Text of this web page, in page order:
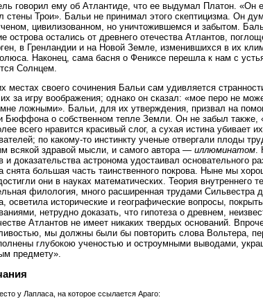
говорил ему об Атлантиде, что ее выдумал Платон. «Он
стены Трои». Бальи не принимал этого скептицизма. Он
цивилизованном, но уничтожившемся и забытом.
острова остались от древнего отечества Атлантов,
в Гренландии и на Новой Земле, изменившихся в их
Наконец, сама басня о Фениксе перешла к нам с
Солнцем.
местах своего сочинения Бальи сам удивляется
за игру воображения; однако он сказал: «мое перо не
ложными». Бальи, для их утверждения, призвал на
Бюффона о собственном тепле Земли. Он не забыл
всего нравится красивый слог, а сухая истина убивает
по какому-то инстинкту ученые отвергали плоды
всякой здравой мысли, и самого автора — иллюминатом.
и доказательства астронома удостаивал основательного
снята большая часть таинственного покрова. Ныне мы
они в науках математических. Теория
филология, много расширенная трудами
осветила исторические и географические вопросы,
нетрудно доказать, что гипотеза о древнем,
Атлантов не имеет никаких твердых оснований.
мы должны были бы повторить слова Вольтера,
глубокою ученостью и остроумными выводами,
предмету».
у Лапласа, на которое ссылается Араго: